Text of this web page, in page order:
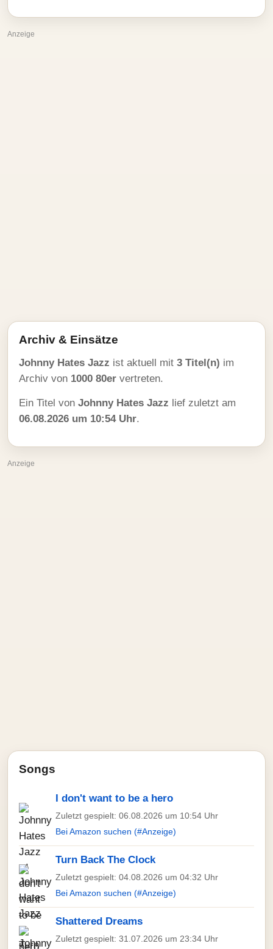
Anzeige
Archiv & Einsätze
Johnny Hates Jazz ist aktuell mit 3 Titel(n) im
Archiv von 1000 80er vertreten.
Ein Titel von Johnny Hates Jazz lief zuletzt am
06.08.2026 um 10:54 Uhr.
Anzeige
Songs
I don't want to be a hero
Zuletzt gespielt: 06.08.2026 um 10:54 Uhr
Bei Amazon suchen (#Anzeige)
Turn Back The Clock
Zuletzt gespielt: 04.08.2026 um 04:32 Uhr
Bei Amazon suchen (#Anzeige)
Shattered Dreams
Zuletzt gespielt: 31.07.2026 um 23:34 Uhr